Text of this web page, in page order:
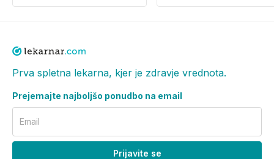
Prva spletna lekarna, kjer je zdravje vrednota.
Prejemajte najboljšo ponudbo na email
Email
Prijavite se